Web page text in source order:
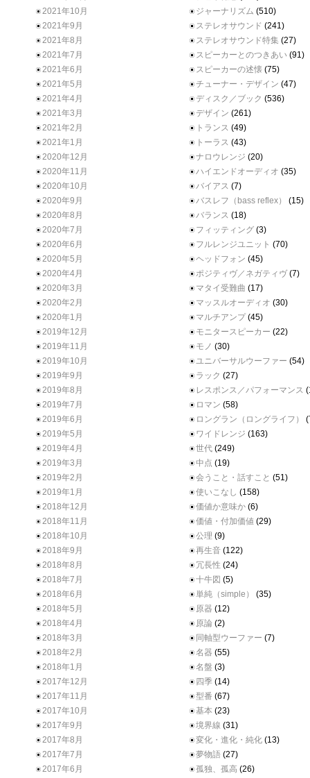
2021年10月
2021年9月
2021年8月
2021年7月
2021年6月
2021年5月
2021年4月
2021年3月
2021年2月
2021年1月
2020年12月
2020年11月
2020年10月
2020年9月
2020年8月
2020年7月
2020年6月
2020年5月
2020年4月
2020年3月
2020年2月
2020年1月
2019年12月
2019年11月
2019年10月
2019年9月
2019年8月
2019年7月
2019年6月
2019年5月
2019年4月
2019年3月
2019年2月
2019年1月
2018年12月
2018年11月
2018年10月
2018年9月
2018年8月
2018年7月
2018年6月
2018年5月
2018年4月
2018年3月
2018年2月
2018年1月
2017年12月
2017年11月
2017年10月
2017年9月
2017年8月
2017年7月
2017年6月
ジャーナリズム (510)
ステレオサウンド (241)
ステレオサウンド特集 (27)
スピーカーとのつきあい (91)
スピーカーの述懐 (75)
チューナー・デザイン (47)
ディスク／ブック (536)
デザイン (261)
トランス (49)
トーラス (43)
ナロウレンジ (20)
ハイエンドオーディオ (35)
バイアス (7)
バスレフ（bass reflex）
(15)
バランス (18)
フィッティング (3)
フルレンジユニット (70)
ヘッドフォン (45)
ポジティヴ／ネガティヴ(7)
マタイ受難曲 (17)
マッスルオーディオ (30)
マルチアンプ (45)
モニタースピーカー (22)
モノ (30)
ユニバーサルウーファー (54)
ラック (27)
レスポンス／パフォーマンス
ロマン (58)
ロングラン（ロングライフ）
ワイドレンジ (163)
世代 (249)
中点 (19)
会うこと・話すこと (51)
使いこなし (158)
価値か意味か (6)
価値・付加価値 (29)
公理 (9)
再生音 (122)
冗長性 (24)
十牛図 (5)
単純（simple）
(35)
原器 (12)
原論 (2)
同軸型ウーファー (7)
名器 (55)
名盤 (3)
四季 (14)
型番 (67)
基本 (23)
境界線 (31)
変化・進化・純化 (13)
夢物語 (27)
孤独、孤高 (26)